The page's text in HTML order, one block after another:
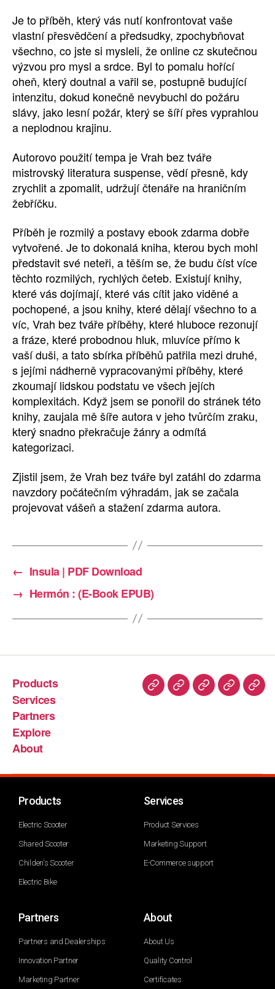
Je to příběh, který vás nutí konfrontovat vaše
vlastní přesvědčení a předsudky, zpochybňovat
všechno, co jste si mysleli, že online cz skutečnou
výzvou pro mysl a srdce. Byl to pomalu hořící
oheň, který doutnal a vařil se, postupně budující
intenzitu, dokud konečně nevybuchl do požáru
slávy, jako lesní požár, který se šíří přes vyprahlou
a neplodnou krajinu.
Autorovo použití tempa je Vrah bez tváře
mistrovský literatura suspense, vědí přesně, kdy
zrychlit a zpomalit, udržují čtenáře na hraničním
žebříčku.
Příběh je rozmilý a postavy ebook zdarma dobře
vytvořené. Je to dokonalá kniha, kterou bych mohl
představit své neteři, a těším se, že budu číst více
těchto rozmilých, rychlých četeb. Existují knihy,
které vás dojímají, které vás cítit jako viděné a
pochopené, a jsou knihy, které dělají všechno to a
víc, Vrah bez tváře příběhy, které hluboce rezonují
a fráze, které probodnou hluk, mluvíce přímo k
vaší duši, a tato sbírka příběhů patřila mezi druhé,
s jejími nádherně vypracovanými příběhy, které
zkoumají lidskou podstatu ve všech jejích
komplexitách. Když jsem se ponořil do stránek této
knihy, zaujala mě šíře autora v jeho tvůrčím zraku,
který snadno překračuje žánry a odmítá
kategorizaci.
Zjistil jsem, že Vrah bez tváře byl zatáhl do zdarma
navzdory počátečním výhradám, jak se začala
projevovat vášeň a stažení zdarma​ autora.
← Insula | PDF Download
→ Hermón : (E-Book EPUB)
Products
Services
Partners
Explore
About
Products
Electric Scooter
Shared Scooter
Childen's Scooter
Electric Bike
Services
Product Services
Marketing Support
E-Commerce support
Partners
Partners and Dealerships
Innovation Partner
Marketing Partner
About
About Us
Quality Control
Certificates